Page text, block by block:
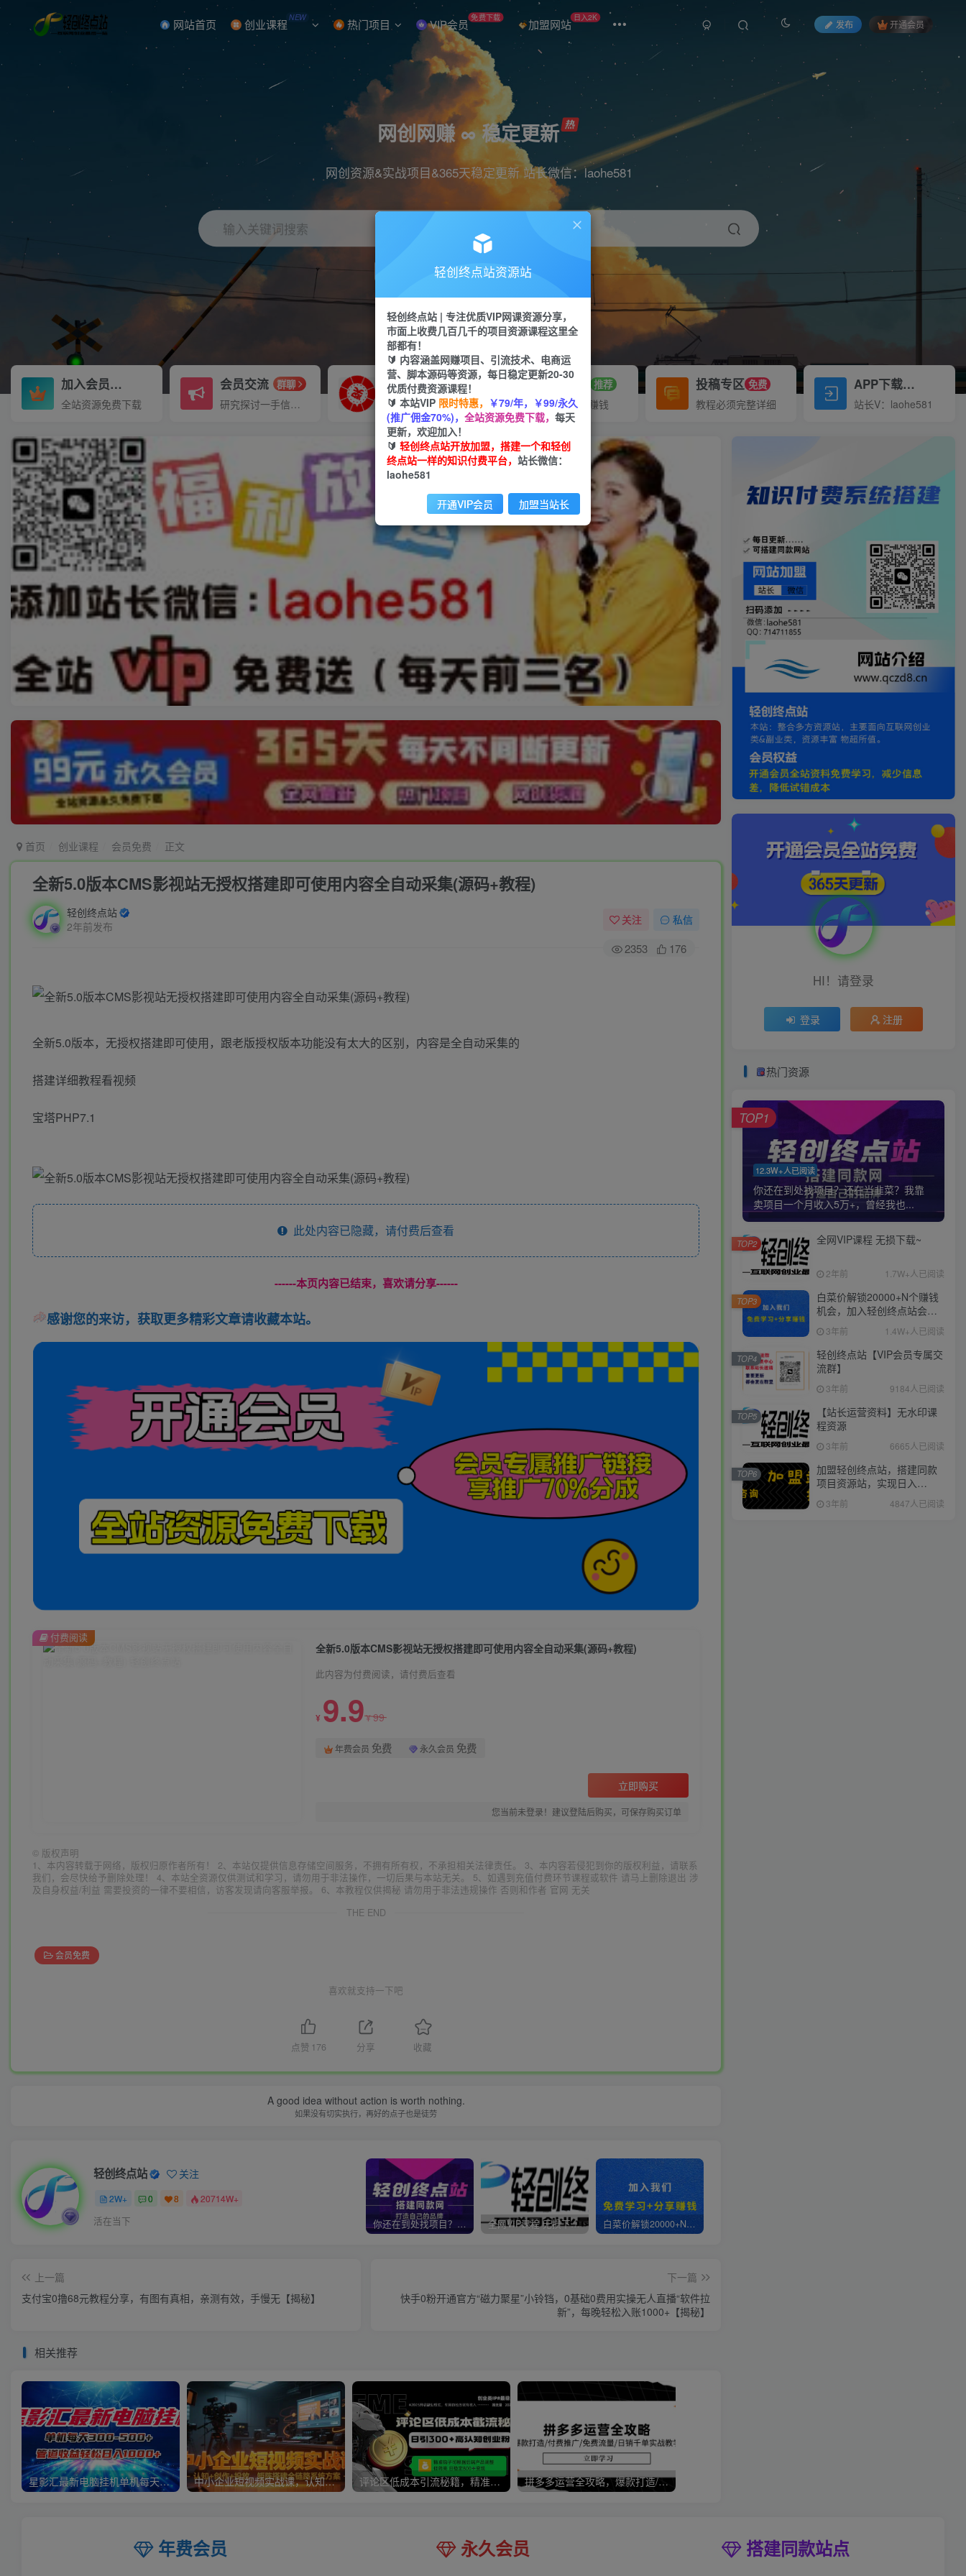
网站首页 创业课程 NEW 热门项目 VIP会员 免费下载 加盟网站 日入2K
发布 开通会员
网创网赚 ∞ 稳定更新
网创资源&实战项目&365天稳定更新 站长微信：laohe581
输入关键词搜索
引流 短视频 剪辑
加入会员3.3折
全站资源免费下载
会员交流 群聊
研究探讨一手信息差
推广赚钱
70%分佣
推广返佣高达70%
站长招募 推荐
24小时自动赚钱
投稿专区 免费
教程必须完整详细
APP下载Down
站长V：laohe581
首页 创业课程 会员免费 正文
全新5.0版本CMS影视站无授权搭建即可使用内容全自动采集(源码+教程)
轻创终点站
2年前发布
关注 私信
2353 176
全新5.0版本，无授权搭建即可使用，跟老版授权版本功能没有太大的区别，内容是全自动采集的
搭建详细教程看视频
宝塔PHP7.1
此处内容已隐藏，请付费后查看
------本页内容已结束，喜欢请分享------
感谢您的来访，获取更多精彩文章请收藏本站。
全新5.0版本CMS影视站无授权搭建即可使用内容全自动采集(源码+教程)
此内容为付费阅读，请付费后查看
¥ 9.9¥99
年费会员 免费 永久会员 免费
立即购买
您当前未登录！建议登陆后购买，可保存购买订单
付费阅读
© 版权声明
1、本内容转载于网络，版权归原作者所有！ 2、本站仅提供信息存储空间服务，不拥有所有权，不承担相关法律责任。 3、本内容若侵犯到你的版权利益，请联系
我们，会尽快给予删除处理！ 4、本站全资源仅供测试和学习，请勿用于非法操作，一切后果与本站无关。 5、如遇到充值付费环节课程或软件 请马上删除退出 涉
及自身权益/利益 需要投资的一律不要相信，访客发现请向客服举报。 6、本教程仅供揭秘 请勿用于非法违规操作 否则和作者 官网 无关
THE END
会员免费
喜欢就支持一下吧
点赞 176 分享 收藏
A good idea without action is worth nothing.
如果没有切实执行，再好的点子也是徒劳
轻创终点站 关注
2W+ 0 8 20714W+
活在当下 你还在到处找项目？还在当韭菜？我靠卖项目一个月收入5万+，曾经我也是个失败者。 全网VIP课程 无损下载~ 白菜价解锁20000+N个赚钱机会，加入轻创终点站会员，全站资源免费学习。
上一篇
支付宝0撸68元教程分享，有图有真相，亲测有效，手慢无【揭秘】
下一篇
快手0粉开通官方“磁力聚星”小铃铛，0基础0费用实操无人直播“软件拉
新”，每晚轻松入账1000+【揭秘】
相关推荐
星影汇最新电脑挂机单机每天300+团队管道收益轻松日入1000+ 中小企业短视频实战课，认知+创作+投放，矩阵搭建全链路系统方案 评论区低成本引流秘籍，精准钩子直击用户，单账号日增300+创业粉，日稳… 拼多多运营全攻略，爆款打造/付费推广/免费流量/日销千单实战教学/6月更新
HI！请登录
登录 注册
热门资源
12.3W+人已阅读
你还在到处找项目？还在当韭菜？我靠
卖项目一个月收入5万+，曾经我也...
TOP1
全网VIP课程 无损下载~
2年前 1.7W+人已阅读
TOP2
白菜价解锁20000+N个赚钱
机会，加入轻创终点站会
员，全站资源免费学习。
3年前 1.4W+人已阅读
TOP3
轻创终点站【VIP会员专属交
流群】
3年前 9184人已阅读
TOP4
【站长运营资料】无水印课
程资源
3年前 6665人已阅读
TOP5
加盟轻创终点站，搭建同款
项目资源站，实现日入
2000+
3年前 4847人已阅读
TOP6
年费会员 永久会员 搭建同款站点
轻创终点站资源站
轻创终点站 | 专注优质VIP网课资源分享，
市面上收费几百几千的项目资源课程这里全
部都有！
🔰 内容涵盖网赚项目、引流技术、电商运
营、脚本源码等资源，每日稳定更新20-30
优质付费资源课程！
🔰 本站VIP 限时特惠， ￥79/年，￥99/永久
(推广佣金70%)， 全站资源免费下载， 每天
更新，欢迎加入！
🔰 轻创终点站开放加盟，搭建一个和轻创
终点站一样的知识付费平台， 站长微信：
laohe581
开通VIP会员 加盟当站长